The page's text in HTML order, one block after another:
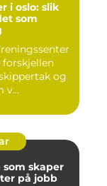
i oslo: slik
som
forskjellen
og
v...
skaper
på jobb